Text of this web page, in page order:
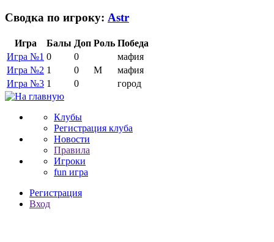
Сводка по игроку: Astr
Игра Балы Доп Роль Победа
Игра №1 0 0
мафия
Игра №2 1 0 М
мафия
Игра №3 1 0 город
Клубы
Регистрация клуба
Новости
Правила
Игроки
fun игра
Регистрация
Вход